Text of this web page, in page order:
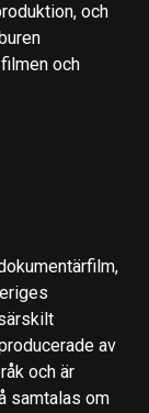
och
och
av
och är
samtalas om